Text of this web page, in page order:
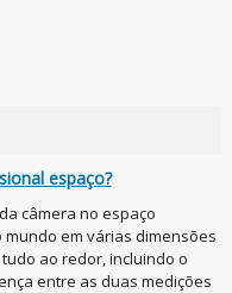
espaço?
câmera no espaço
em várias dimensões
ao redor, incluindo o
entre as duas medições